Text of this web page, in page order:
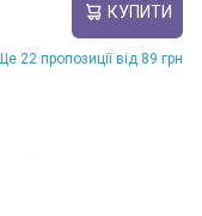
КУПИТИ
22 пропозиції від 89 грн